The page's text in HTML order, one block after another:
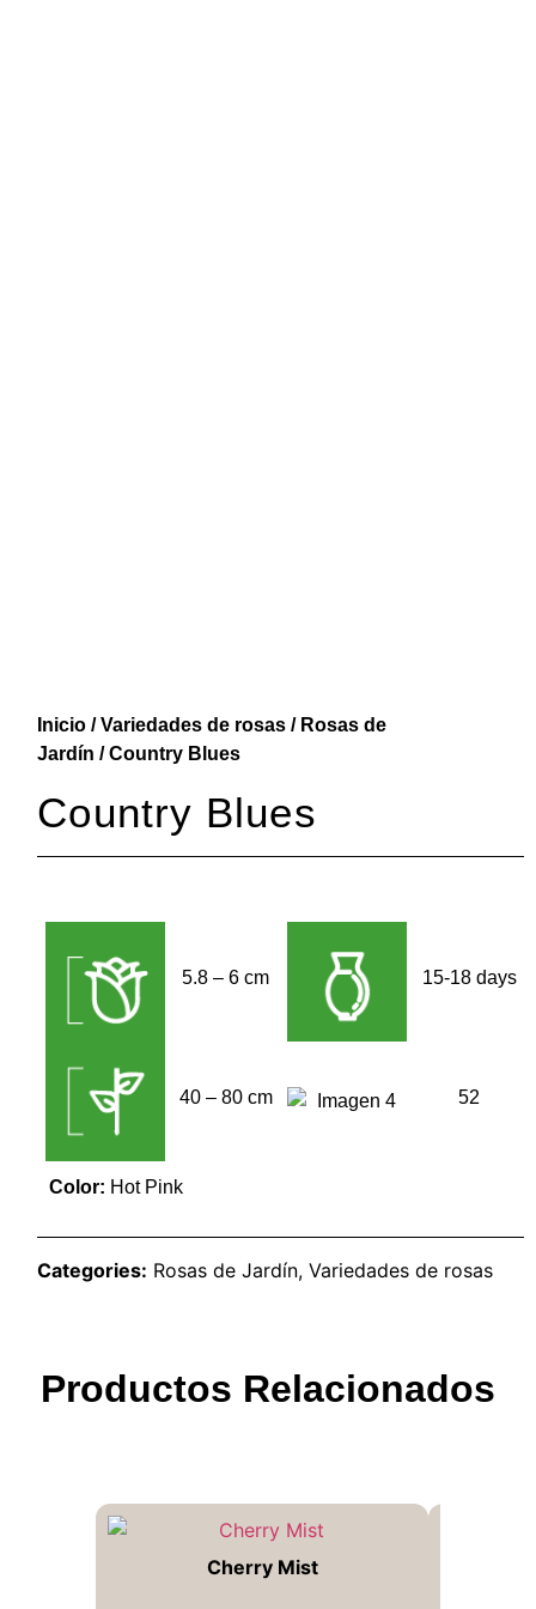
Inicio /Variedades de rosas / Rosas de
Jardín / Country Blues
Country Blues
5.8 – 6 cm 15-18 days
40 – 80 cm 52
Color: Hot Pink
Categories: Rosas de Jardín,Variedades de rosas
Productos Relacionados
Cherry Mist